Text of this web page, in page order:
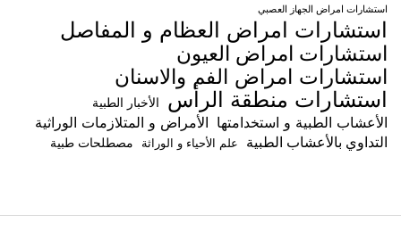
استشارات امراض الجهاز العصبي
استشارات امراض العظام و المفاصل
استشارات امراض العيون
استشارات امراض الفم والاسنان
استشارات منطقة الرأس الأخبار الطبية
الأعشاب الطبية و استخدامتها الأمراض و المتلازمات الوراثية
التداوي بالأعشاب الطبية علم الأحياء و الوراثة مصطلحات طبية